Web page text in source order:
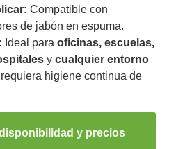
Compatible con
de jabón en espuma.
Ideal para oficinas, escuelas,
y cualquier entorno
higiene continua de
y precios